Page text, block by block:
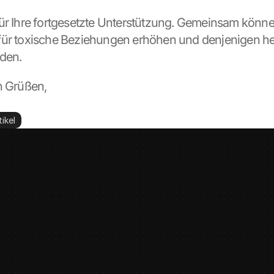
Ihre fortgesetzte Unterstützung. Gemeinsam
toxische Beziehungen erhöhen und denjenigen
Grüßen,